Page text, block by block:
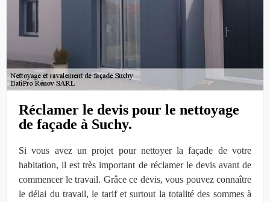
Réclamer le devis pour le nettoyage
de façade à Suchy.
Si vous avez un projet pour nettoyer la façade de votre
habitation, il est très important de réclamer le devis avant de
commencer le travail. Grâce ce devis, vous pouvez connaître
le délai du travail, le tarif et surtout la totalité des sommes à